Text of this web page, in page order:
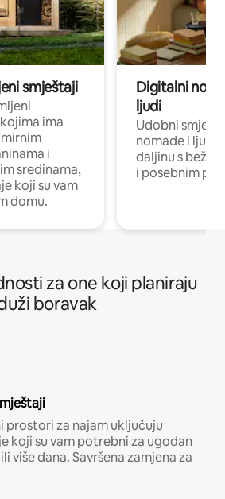
smještaji
ima
i
sredinama,
koji su vam
domu.
Digitalni
ljudi
Udobni
nomade i ljude
daljinu s
i posebnim
za one koji planiraju
boravak
prostori za najam uključuju
koji su vam potrebni za ugodan
više dana. Savršena zamjena za